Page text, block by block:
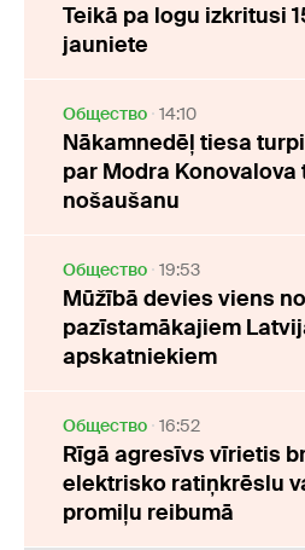
Teikā pa logu izkritusi
jauniete
Oбщество 14:10
Nākamnedēļ tiesa
par Modra Konovalova
nošaušanu
Oбщество 19:53
Mūžībā devies viens no
pazīstamākajiem
apskatniekiem
Oбщество 16:52
Rīgā agresīvs vīrietis
elektrisko ratiņkrēslu
promiļu reibumā